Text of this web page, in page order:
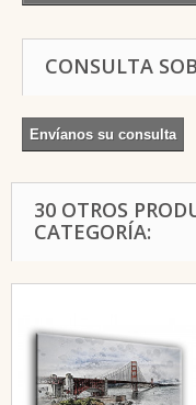
CONSULTA
Envíanos su consulta
30 OTROS
CATEGORÍA: